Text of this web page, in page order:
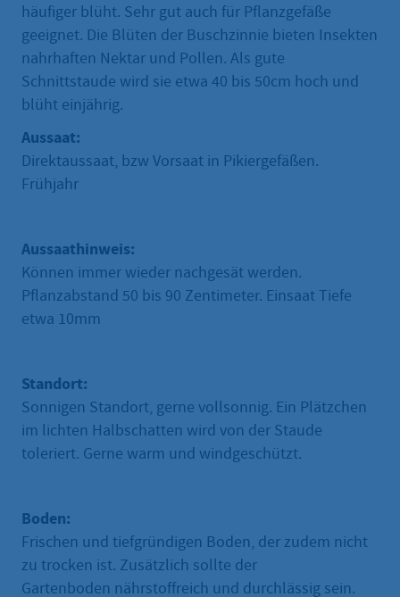
häufiger blüht. Sehr gut auch für Pflanzgefäße
geeignet. Die Blüten der Buschzinnie bieten Insekten
nahrhaften Nektar und Pollen. Als gute
Schnittstaude wird sie etwa 40 bis 50cm hoch und
blüht einjährig.
Aussaat:
Direktaussaat, bzw Vorsaat in Pikiergefäßen.
Frühjahr
Aussaathinweis:
Können immer wieder nachgesät werden.
Pflanzabstand 50 bis 90 Zentimeter. Einsaat Tiefe
etwa 10mm
Standort:
Sonnigen Standort, gerne vollsonnig. Ein Plätzchen
im lichten Halbschatten wird von der Staude
toleriert. Gerne warm und windgeschützt.
Boden:
Frischen und tiefgründigen Boden, der zudem nicht
zu trocken ist. Zusätzlich sollte der
Gartenboden nährstoffreich und durchlässig sein.